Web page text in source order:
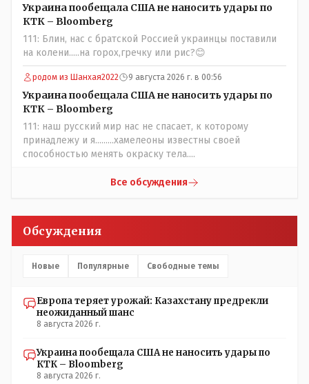
дружащих с школьными курсами предметов, в
частности биологии и математики. Vlad Kostanai: Поэтому
люди и отказываются и я в том числе своих не
прививал.Лично я вам и тем другим людям благодарен.
Добровольные действия направленные на сокращение
частотности появления в популяции соответствующих
комбинаций генов заслуживают благодарности. Мы и
без того основательно загубили нормальный
естественный отбор.
Украина пообещала США не наносить удары по
КТК – Bloomberg
111: Блин, нас с братской Россией украинцы поставили
на колени.....на горох,гречку или рис?😊
родом из Шанхая2022 9 августа 2026 г. в 00:56
Украина пообещала США не наносить удары по
КТК – Bloomberg
111: наш русский мир нас не спасает, к которому
принадлежу и я.........хамелеоны известны своей
способностью менять окраску тела....
Все обсуждения
Обсуждения
Новые Популярные Свободные темы
Европа теряет урожай: Казахстану предрекли
неожиданный шанс
8 августа 2026 г.
Украина пообещала США не наносить удары по
КТК – Bloomberg
8 августа 2026 г.